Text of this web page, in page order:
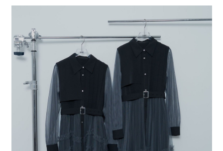
1.分期款項不併入電信帳單，「大哥付你分期」於每月結算日後寄送繳費提
醒簡訊。
2.透過簡訊連結打開帳單後，可選擇「超商條碼／台灣大直營門市／銀行轉
帳／街口支付／iPASS MONEY」等通路繳費。
【注意事項】
1.本服務係由「台灣大哥大股份有限公司」（以下簡稱本公司）所提供，讓
用戶於交易時，得透過本服務購買商品或服務，並由商店將買賣／分期付款
買賣價金債權讓與本公司後，依約使用本公司帳單繳交帳款。
2.基於同意付款使用「大哥付你分期」之契約關係目的，商店將以您的個人
資料（包含姓名、電話或地址）提供予台灣大哥大進項蒐集、處理及利用，
由本公司與您本人進行分期帳單所需資料之確認、核對及更正。
3.完整用戶服務條款，請詳閱以下連結：
https://oppay.tw/userRule
３．安心：先確認商品／服務後，再付款。
１．於結帳方式選擇「AFTEE先享後付」後，將跳轉至「AFTEE先享後付」
結帳頁面，進行簡訊認證並確認金額後，即可完成結帳。
２．訂單成立數日內，您將收到繳費通知簡訊。
３．收到繳費通知簡訊後14天內，點擊此簡訊中的連結，可透過四大超商／
ATM／網路銀行／等多元方式進行付款，方視為交易完成。
※ 請注意：結帳手續完成當下不需立刻繳費，但若您需要取消訂單，請聯絡
購買商品的店家。未經商家同意取消之訂單仍視為有效，需透過AFTEE先享
後付繳納相關費用。
※ 交易是否成功請以「AFTEE先享後付 」之結帳頁面顯示為準，若有關於
是否繳費成功／繳費後需取消欲退款等相關疑問，請聯繫「AFTEE先享後付
客戶支援中心」
https://netprotections.freshdesk.com/support/home
【注意事項】
１．透過由恩沛科技股份有限公司提供之「AFTEE先享後付」服務完成之交
每筆NT$80，滿NT$888(含以上)免運費
每筆NT$80，滿NT$888(含以上)免運費
7-11 取貨付款
每筆NT$80，滿NT$1,500(含以上)免運費
付款後 7-11取貨
每筆NT$80，滿NT$1,500(含以上)免運費
每筆NT$80，滿NT$1,500(含以上)免運費